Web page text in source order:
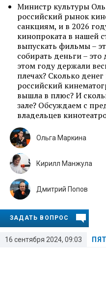
Министр культуры
российский рынок
санкциям, и в 2026
кинопроката в нашей
выпускать фильмы –
собирать деньги –
этом году держали
плечах? Сколько
российский
вышла в плюс? И
зале? Обсуждаем с
владельцев
16 сентября 2024, 09:03
Ольга Маркина
Кирилл Манжула
Дмитрий Попов
ЗАДАТЬ ВОПРОС